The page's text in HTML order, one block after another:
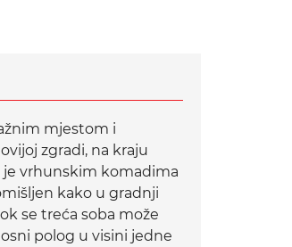
mjestom i
zgradi, na kraju
je vrhunskim komadima
kako u gradnji
se treća soba može
polog u visini jedne